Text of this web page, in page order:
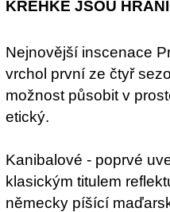
KŘEHKÉ JSOU
Nejnovější inscenace
vrchol první ze čtyř
možnost působit v
etický.
Kanibalové - poprvé
klasickým titulem
německy píšící